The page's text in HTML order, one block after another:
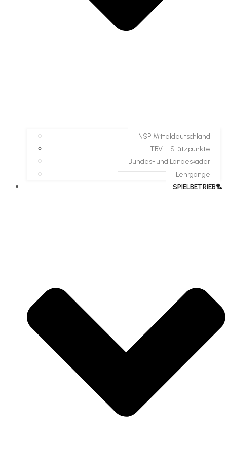
NSP Mitteldeutschland
TBV – Stützpunkte
Bundes- und Landeskader
Lehrgänge
SPIELBETRIEB🏸